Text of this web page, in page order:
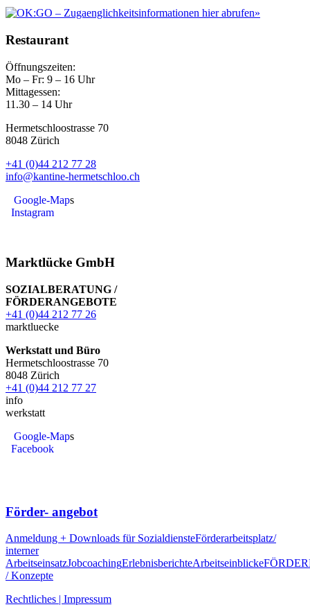
Restaurant
Öffnungszeiten:
Mo – Fr: 9 – 16 Uhr
Mittagessen:
11.30 – 14 Uhr
Hermetschloostrasse 70
8048 Zürich
+41 (0)44 212 77 28
info@kantine-hermetschloo.ch
Google-Maps
Instagram
Marktlücke GmbH
SOZIALBERATUNG /
FÖRDERANGEBOTE
+41 (0)44 212 77 26
marktluecke
Werkstatt und Büro
Hermetschloostrasse 70
8048 Zürich
+41 (0)44 212 77 27
info
werkstatt
Google-Maps
Facebook
Förder- angebot
Anmeldung + Downloads für SozialdiensteFörderarbeitsplatz/
interner
ArbeitseinsatzJobcoachingErlebnisberichteArbeitseinblicke
/ Konzepte
Rechtliches | Impressum